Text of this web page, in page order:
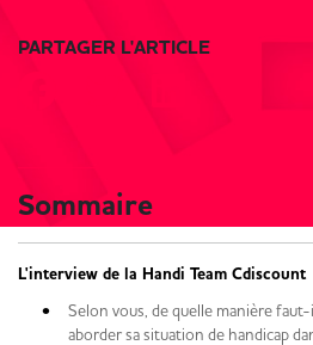
PARTAGER L'ARTICLE
Sommaire
L'interview de la Handi Team Cdiscount
Selon vous, de quelle manière faut-
aborder sa situation de handicap